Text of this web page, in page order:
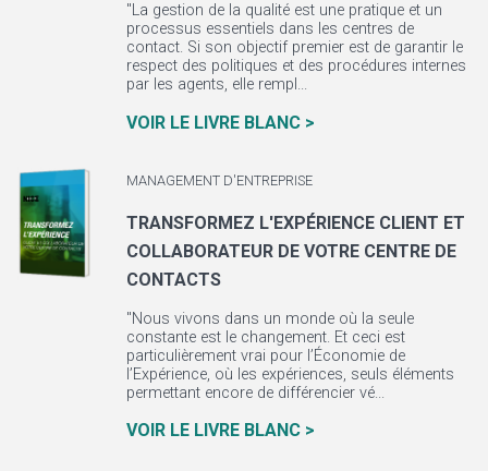
"La gestion de la qualité est une pratique et un
processus essentiels dans les centres de
contact. Si son objectif premier est de garantir le
respect des politiques et des procédures internes
par les agents, elle rempl...
VOIR LE LIVRE BLANC >
MANAGEMENT D'ENTREPRISE
TRANSFORMEZ L'EXPÉRIENCE CLIENT ET
COLLABORATEUR DE VOTRE CENTRE DE
CONTACTS
"Nous vivons dans un monde où la seule
constante est le changement. Et ceci est
particulièrement vrai pour l’Économie de
l’Expérience, où les expériences, seuls éléments
permettant encore de différencier vé...
VOIR LE LIVRE BLANC >